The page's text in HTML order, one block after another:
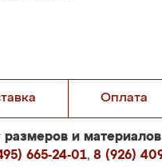
Оплата
размеров и материалов
665-24-01, 8 (926)